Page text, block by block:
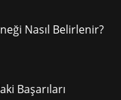
Nasıl Belirlenir?
Başarıları